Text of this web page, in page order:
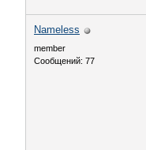
Nameless
member
Сообщений: 77